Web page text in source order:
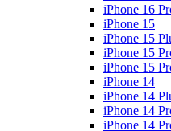
iPhone 16
iPhone 15
iPhone 15
iPhone 15
iPhone 15
iPhone 14
iPhone 14
iPhone 14
iPhone 14